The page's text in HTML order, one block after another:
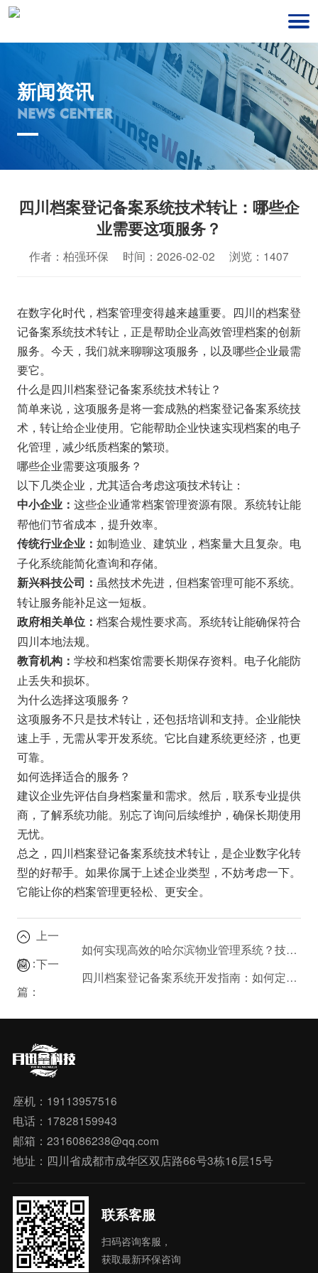
新闻资讯
NEWS CENTER
四川档案登记备案系统技术转让：哪些企
业需要这项服务？
作者：柏强环保 时间：2026-02-02 浏览：1407
在数字化时代，档案管理变得越来越重要。四川的档案登
记备案系统技术转让，正是帮助企业高效管理档案的创新
服务。今天，我们就来聊聊这项服务，以及哪些企业最需
要它。
什么是四川档案登记备案系统技术转让？
简单来说，这项服务是将一套成熟的档案登记备案系统技
术，转让给企业使用。它能帮助企业快速实现档案的电子
化管理，减少纸质档案的繁琐。
哪些企业需要这项服务？
以下几类企业，尤其适合考虑这项技术转让：
中小企业： 这些企业通常档案管理资源有限。系统转让能
帮他们节省成本，提升效率。
传统行业企业： 如制造业、建筑业，档案量大且复杂。电
子化系统能简化查询和存储。
新兴科技公司： 虽然技术先进，但档案管理可能不系统。
转让服务能补足这一短板。
政府相关单位： 档案合规性要求高。系统转让能确保符合
四川本地法规。
教育机构： 学校和档案馆需要长期保存资料。电子化能防
止丢失和损坏。
为什么选择这项服务？
这项服务不只是技术转让，还包括培训和支持。企业能快
速上手，无需从零开发系统。它比自建系统更经济，也更
可靠。
如何选择适合的服务？
建议企业先评估自身档案量和需求。然后，联系专业提供
商，了解系统功能。别忘了询问后续维护，确保长期使用
无忧。
总之，四川档案登记备案系统技术转让，是企业数字化转
型的好帮手。如果你属于上述企业类型，不妨考虑一下。
它能让你的档案管理更轻松、更安全。
上一
篇：
如何实现高效的哈尔滨物业管理系统？技术交流分享
下一
篇：
四川档案登记备案系统开发指南：如何定制适合本地需求的解决方案
座机：19113957516
电话：17828159943
邮箱：2316086238@qq.com
地址：四川省成都市成华区双店路66号3栋16层15号
联系客服
扫码咨询客服，
获取最新环保咨询